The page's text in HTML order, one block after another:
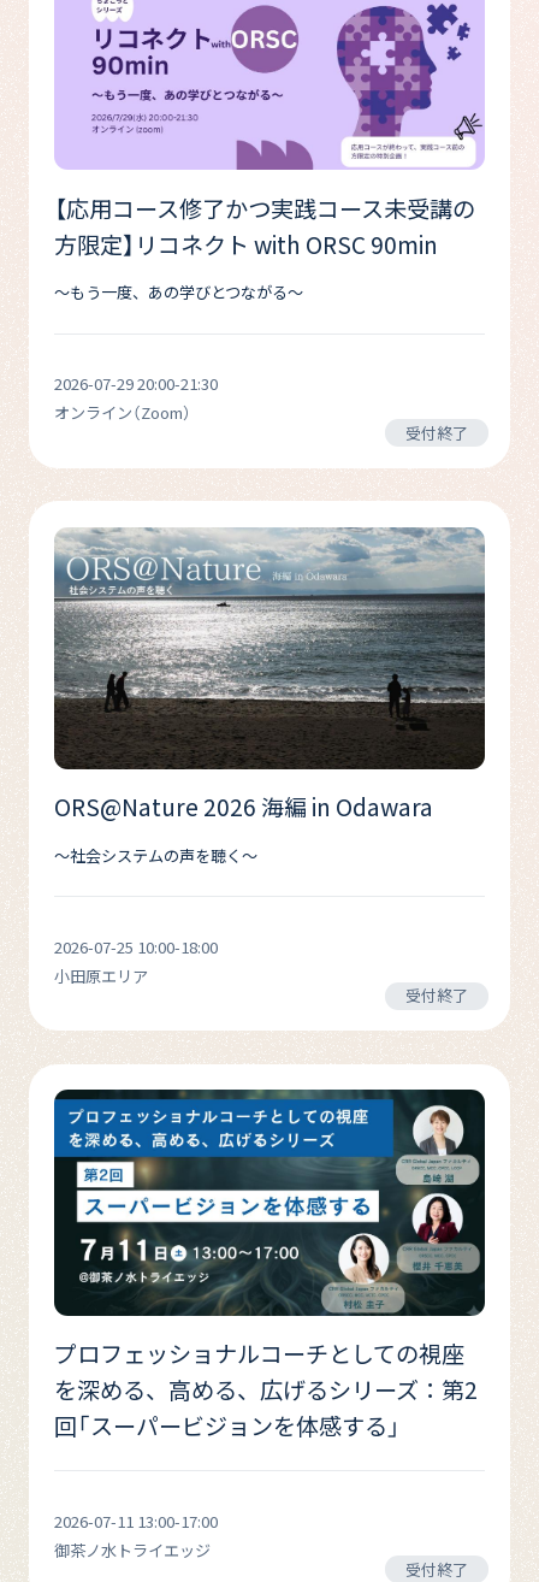
【応用コース修了かつ実践コース未受講の
方限定】リコネクト with ORSC 90min
〜もう一度、あの学びとつながる〜
2026-07-29 20:00-21:30
オンライン（Zoom）
受付終了
ORS@Nature 2026 海編 in Odawara
〜社会システムの声を聴く〜
2026-07-25 10:00-18:00
小田原エリア
受付終了
プロフェッショナルコーチとしての視座
を深める、高める、広げるシリーズ：第2
回「スーパービジョンを体感する」
2026-07-11 13:00-17:00
御茶ノ水トライエッジ
受付終了